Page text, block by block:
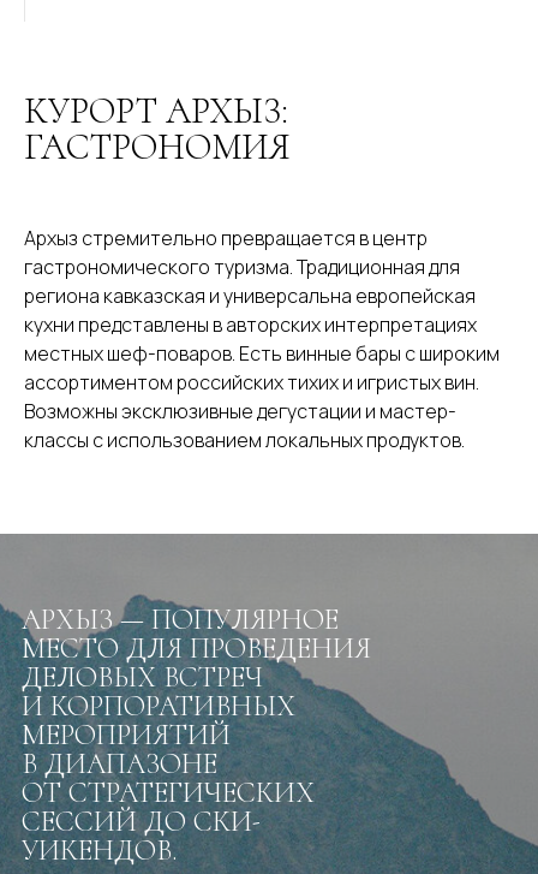
КУРОРТ АРХЫЗ:
ГАСТРОНОМИЯ
Архыз стремительно превращается в центр
гастрономического туризма. Традиционная для
региона кавказская и универсальна европейская
кухни представлены в авторских интерпретациях
местных шеф-поваров. Есть винные бары с широким
ассортиментом российских тихих и игристых вин.
Возможны эксклюзивные дегустации и мастер-
классы с использованием локальных продуктов.
АРХЫЗ — ПОПУЛЯРНОЕ
МЕСТО ДЛЯ ПРОВЕДЕНИЯ
ДЕЛОВЫХ ВСТРЕЧ
И КОРПОРАТИВНЫХ
МЕРОПРИЯТИЙ
В ДИАПАЗОНЕ
ОТ СТРАТЕГИЧЕСКИХ
СЕССИЙ ДО СКИ-
УИКЕНДОВ.